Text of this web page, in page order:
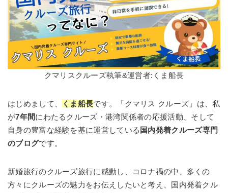
クマリスクルーズ執筆&運営者:くま船長
はじめまして、 くま船長です。「クマリス クルーズ」は、私
が7年間にわたるクルーズ・港湾関係者の応援活動、そして
自身の豊富な経験を基に運営している 国内発着クルーズ専門
のブログです。
新婚旅行のクルーズ旅行に感動し、コロナ禍の中、多くの
方々にクルーズの魅力をお伝えしたいと考え、国内発着クル